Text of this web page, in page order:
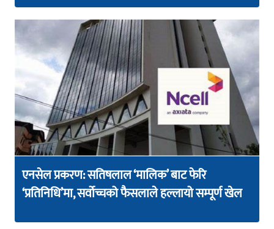
एनसेल प्रकरण: सतिषलाल ‘मालिक’ बाट फेरि
‘प्रतिनिधि’मा, सर्वोच्चको फैसलाले हल्लायो सम्पूर्ण खेल